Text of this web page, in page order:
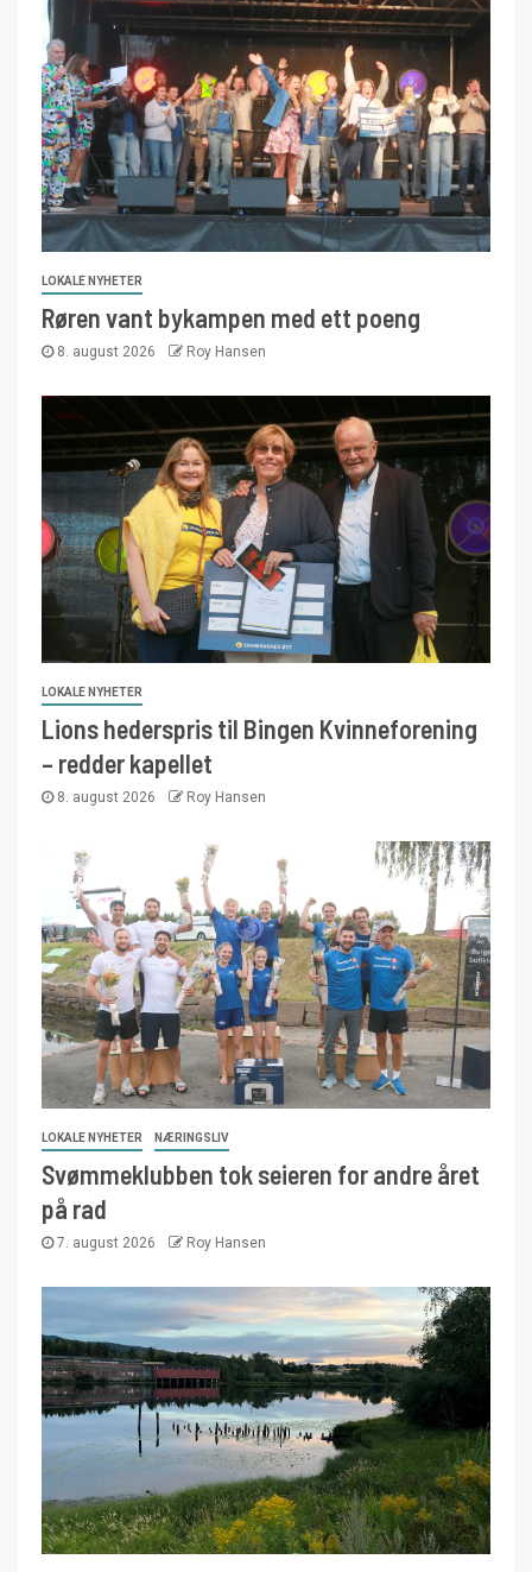
LOKALE NYHETER
Røren vant bykampen med ett poeng
8. august 2026 Roy Hansen
LOKALE NYHETER
Lions hederspris til Bingen Kvinneforening
– redder kapellet
8. august 2026 Roy Hansen
LOKALE NYHETER NÆRINGSLIV
Svømmeklubben tok seieren for andre året
på rad
7. august 2026 Roy Hansen